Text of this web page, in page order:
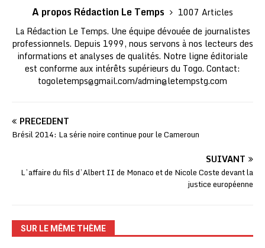
A propos Rédaction Le Temps
1007 Articles
La Rédaction Le Temps. Une équipe dévouée de journalistes
professionnels. Depuis 1999, nous servons à nos lecteurs des
informations et analyses de qualités. Notre ligne éditoriale
est conforme aux intérêts supérieurs du Togo. Contact:
togoletemps@gmail.com/admin@letempstg.com
PRÉCÉDENT
Brésil 2014: La série noire continue pour le Cameroun
SUIVANT
L’affaire du fils d’Albert II de Monaco et de Nicole Coste devant la
justice européenne
SUR LE MÊME THÈME